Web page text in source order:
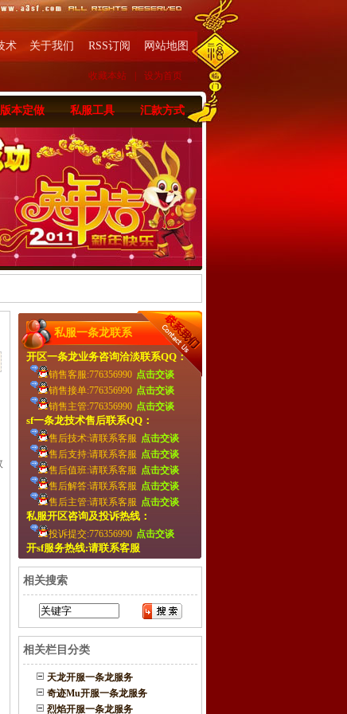
术 关于我们 RSS订阅 网站地图
收藏本站 设为首页
版本定做 私服工具 汇款方式
私服一条龙联系
开区一条龙业务咨询洽淡联系QQ：
销售客服:776356990 点击交谈
销售接单:776356990 点击交谈
销售主管:776356990 点击交谈
sf一条龙技术售后联系QQ：
售后技术:请联系客服 点击交谈
售后支持:请联系客服 点击交谈
售后值班:请联系客服 点击交谈
售后解答:请联系客服 点击交谈
售后主管:请联系客服 点击交谈
私服开区咨询及投诉热线：
投诉提交:776356990 点击交谈
开sf服务热线:请联系客服
相关搜索
相关栏目分类
天龙开服一条龙服务
奇迹Mu开服一条龙服务
烈焰开服一条龙服务